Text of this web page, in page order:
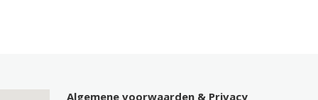
Algemene voorwaarden & Privacy